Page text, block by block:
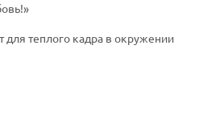
для теплого кадра в окружении